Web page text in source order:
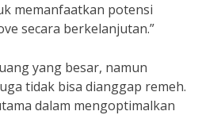
memanfaatkan potensi
secara berkelanjutan.”
yang besar, namun
tidak bisa dianggap remeh.
dalam mengoptimalkan